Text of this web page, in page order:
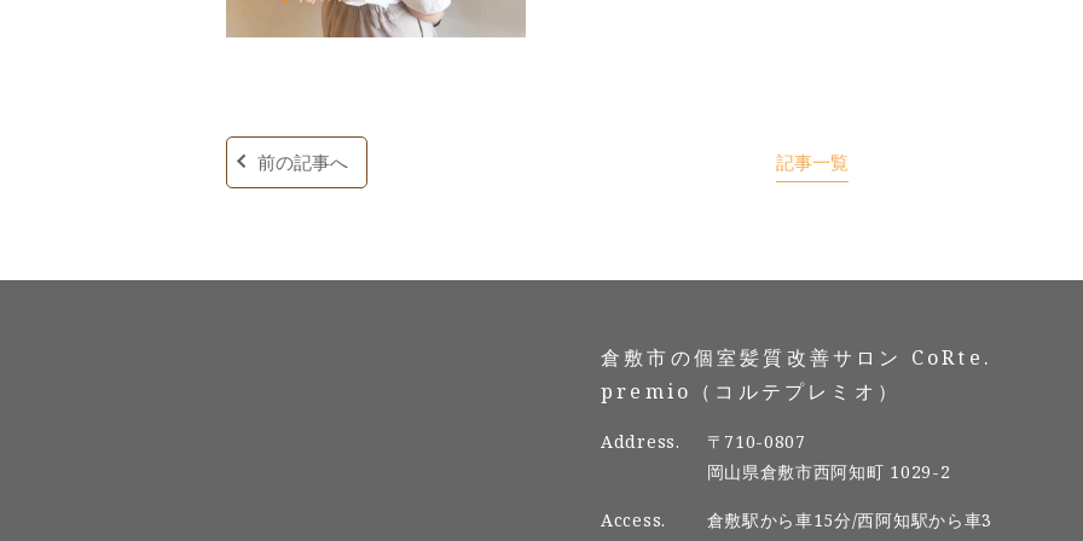
前の記事へ 記事一覧
倉敷市の個室髪質改善サロン CoRte.
premio（コルテプレミオ）
Address.
〒710-0807
岡山県倉敷市西阿知町 1029-2
Access.
倉敷駅から車15分/西阿知駅から車3